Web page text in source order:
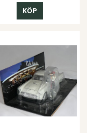
KÖP